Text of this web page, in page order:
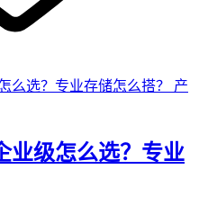
产
业级怎么选？专业